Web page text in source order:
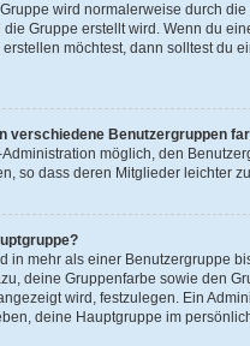
wird normalerweise durch
die Gruppe erstellt wird. Wenn du
möchtest, dann solltest du
verschiedene Benutzergruppen
Administration möglich, den
so dass deren Mitglieder leichter
in mehr als einer Benutzergruppe
deine Gruppenfarbe sowie den
wird, festzulegen. Ein
deine Hauptgruppe im